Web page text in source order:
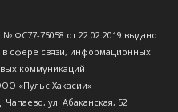
ФС77-75058 от 22.02.2019 выдано
сфере связи, информационных
коммуникаций
«Пульс Хакасии»
Чапаево, ул. Абаканская, 52